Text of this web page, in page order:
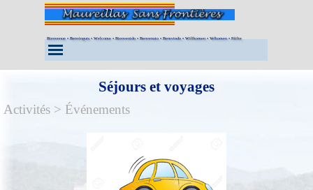
Aller au contenu
Bienvenue • Benvinguts • Welcome • Bienvenido • Benvenuto • Bemvindo • Willkomen • Velkomen • Fáilte
Séjours et voyages
Activités > Événements